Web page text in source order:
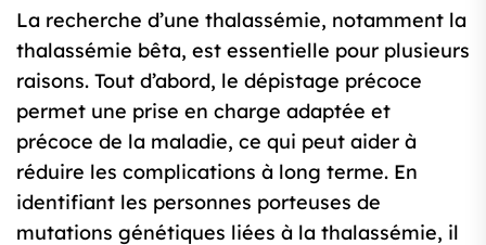
La recherche d’une thalassémie, notamment la
thalassémie bêta, est essentielle pour plusieurs
raisons. Tout d’abord, le dépistage précoce
permet une prise en charge adaptée et
précoce de la maladie, ce qui peut aider à
réduire les complications à long terme. En
identifiant les personnes porteuses de
mutations génétiques liées à la thalassémie, il